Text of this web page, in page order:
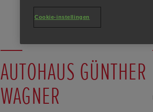
AUTOHAUS GÜNTHER
WAGNER
Cookie-instellingen